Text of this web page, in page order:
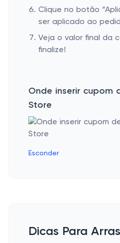
Clique no botão
ser aplicado ao
Veja o valor final da
finalize!
Onde inserir cupom
Store
Esconder
Dicas Para